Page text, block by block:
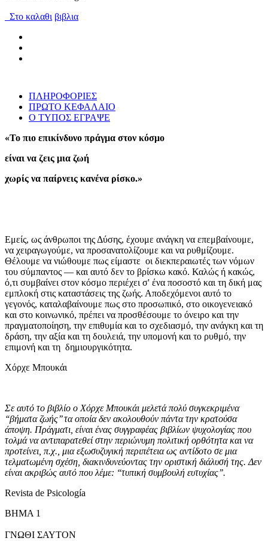
Στο καλαθι βιβλια
ΠΛΗΡΟΦΟΡΙΕΣ
ΠΡΩΤΟ ΚΕΦΑΛΑΙΟ
Ο ΤΥΠΟΣ ΕΓΡΑΨΕ
«Το πιο επικίνδυνο πράγμα στον κόσμο
είναι να ζεις μια ζωή
χωρίς να παίρνεις κανένα ρίσκο.»
Εμείς, ως άνθρωποι της Δύσης, έχουμε ανάγκη να επεμβαίνουμε,
να χειραγωγούμε, να προσανατολίζουμε και να ρυθμίζουμε.
Θέλουμε να νιώθουμε πως είμαστε οι διεκπεραιωτές των νόμων
του σύμπαντος — και αυτό δεν το βρίσκω κακό. Καλώς ή κακώς,
ό,τι συμβαίνει στον κόσμο περιέχει σ' ένα ποσοστό και τη δική μας
εμπλοκή στις καταστάσεις της ζωής. Αποδεχόμενοι αυτό το
γεγονός, καταλαβαίνουμε πως στο προσωπικό, στο οικογενειακό
και στο κοινωνικό, πρέπει να προσθέσουμε το όνειρο και την
πραγματοποίηση, την επιθυμία και το σχεδιασμό, την ανάγκη και τη
δράση, την αξία και τη δουλειά, την υπομονή και το ρυθμό, την
επιμονή και τη δημιουργικότητα.
Χόρχε Μπουκάι
Σε αυτό το βιβλίο ο Χόρχε Μπουκάι μελετά πολύ συγκεκριμένα
‘‘βήματα ζωής’’ τα οποία δεν ακολουθούν πάντα την κρατούσα
άποψη. Πράγματι, είναι ένας συγγραφέας βιβλίων ψυχολογίας που
τολμά να αντιπαρατεθεί στην περιώνυμη πολιτική ορθότητα και να
προτείνει, π.χ., μια εξωσυζυγική περιπέτεια ως αντίδοτο σε μια
τελματωμένη σχέση, διακινδυνεύοντας την οριστική διάλυσή της. Δεν
είναι ακριβώς αυτό που λέμε: ‘‘τυπική συμβουλή ευτυχίας’’.
Revista de Psicología
ΒΗΜΑ 1
ΓΝΩΘΙ ΣΑΥΤΟΝ